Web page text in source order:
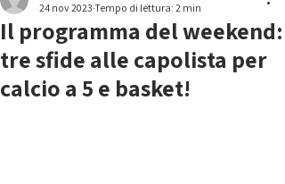
Il programma del weekend:
tre sfide alle capolista per
calcio a 5 e basket!
24 nov 2023 Tempo di lettura: 2 min